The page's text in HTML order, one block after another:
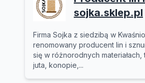
sojka.sklep.pl
Firma Sojka z siedzibą w
renomowany producent lin i
się w różnorodnych materiałach,
juta, konopie,...